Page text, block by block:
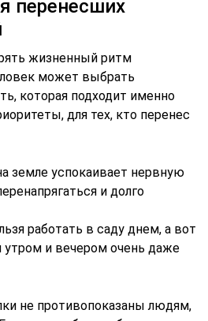
перенесших
жизненный ритм
может выбрать
которая подходит именно
для тех, кто перенес
земле успокаивает нервную
и долго
работать в саду днем, а вот
утром и вечером очень даже
не противопоказаны людям,